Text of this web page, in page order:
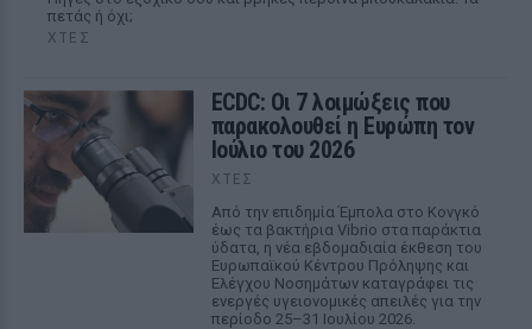
πετάς ή όχι;
ΧΤΕΣ
ECDC: Οι 7 λοιμώξεις που
παρακολουθεί η Ευρώπη τον
Ιούλιο του 2026
ΧΤΕΣ
Από την επιδημία Έμπολα στο Κονγκό
έως τα βακτήρια Vibrio στα παράκτια
ύδατα, η νέα εβδομαδιαία έκθεση του
Ευρωπαϊκού Κέντρου Πρόληψης και
Ελέγχου Νοσημάτων καταγράφει τις
ενεργές υγειονομικές απειλές για την
περίοδο 25–31 Ιουλίου 2026.